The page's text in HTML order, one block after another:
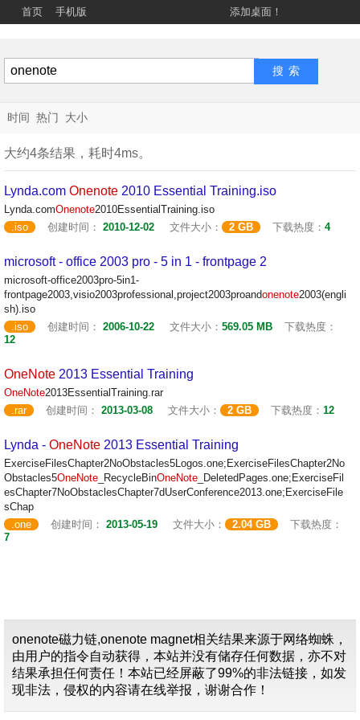
首页 手机版 添加桌面！
时间 热门 大小
大约4条结果，耗时4ms。
Lynda.com Onenote 2010 Essential Training.iso
Lynda.comOnenote2010EssentialTraining.iso
.iso
创建时间： 2010-12-02 文件大小： 2 GB 下载热度： 4
microsoft - office 2003 pro - 5 in 1 - frontpage 2
microsoft-office2003pro-5in1-
frontpage2003,visio2003professional,project2003proandonenote2003(engli
sh).iso
.iso
创建时间： 2006-10-22 文件大小： 569.05 MB
下载热度：
12
OneNote 2013 Essential Training
OneNote2013EssentialTraining.rar
.rar
创建时间： 2013-03-08 文件大小： 2 GB 下载热度： 12
Lynda - OneNote 2013 Essential Training
ExerciseFilesChapter2NoObstacles5Logos.one;ExerciseFilesChapter2No
Obstacles5OneNote _RecycleBinOneNote _DeletedPages.one;ExerciseFil
esChapter7NoObstaclesChapter7dUserConference2013.one;ExerciseFile
sChap
.one
创建时间： 2013-05-19 文件大小： 2.04 GB
下载热度：
7
onenote磁力链,onenote magnet相关结果来源于网络蜘蛛，
由用户的指令自动获得，本站并没有储存任何数据，亦不对
结果承担任何责任！本站已经屏蔽了99%的非法链接，如发
现非法，侵权的内容请在线举报，谢谢合作！